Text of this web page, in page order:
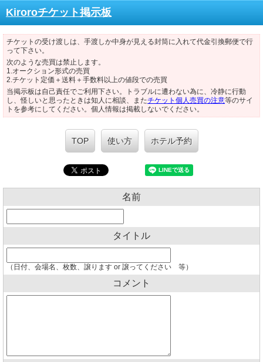
Kiroroチケット掲示板
チケットの受け渡しは、手渡しか中身が見える封筒に入れて代金引換郵便で行
って下さい。
次のような売買は禁止します。
1.オークション形式の売買
2.チケット定価＋送料＋手数料以上の値段での売買
当掲示板は自己責任でご利用下さい。トラブルに遭わない為に、冷静に行動
し、怪しいと思ったときは知人に相談、またチケット個人売買の注意等のサイ
トを参考にしてください。個人情報は掲載しないでください。
TOP 使い方 ホテル予約
名前
タイトル
（日付、会場名、枚数、譲ります or 譲ってください 等）
コメント